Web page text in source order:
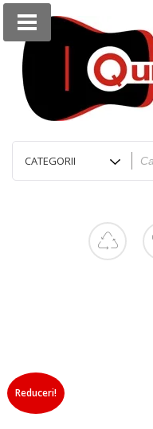
Reduceri!